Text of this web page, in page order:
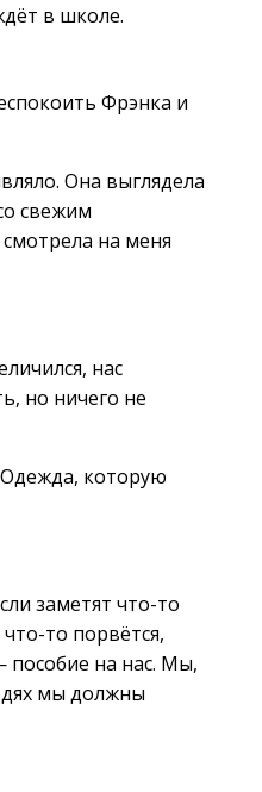
в школе.
Фрэнка и
Она выглядела
свежим
на меня
нас
но ничего не
которую
заметят что-то
то порвётся,
пособие на нас. Мы,
мы должны